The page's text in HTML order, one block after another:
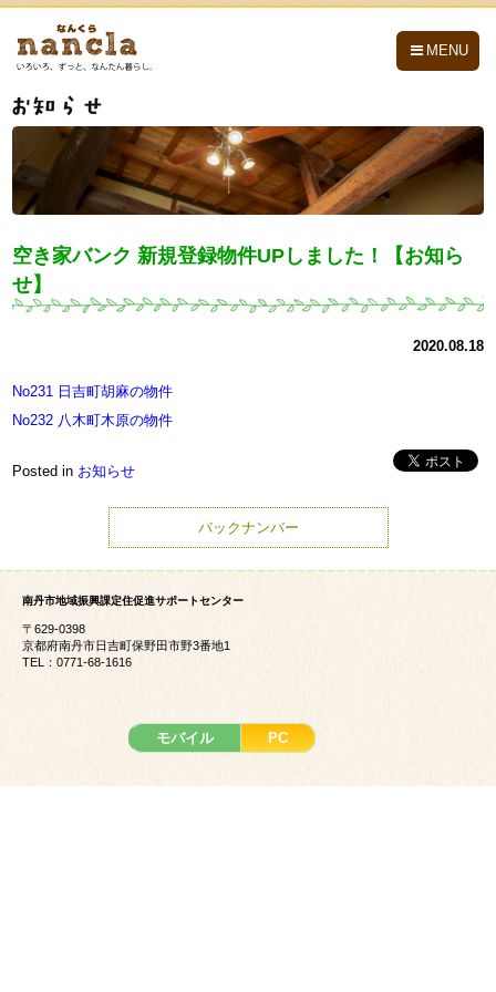
MENU
空き家バンク 新規登録物件UPしました！【お知ら
せ】
2020.08.18
No231 日吉町胡麻の物件
No232 八木町木原の物件
Posted in お知らせ
バックナンバー
南丹市地域振興課定住促進サポートセンター
〒629-0398
京都府南丹市日吉町保野田市野3番地1
TEL：0771-68-1616
モバイル PC